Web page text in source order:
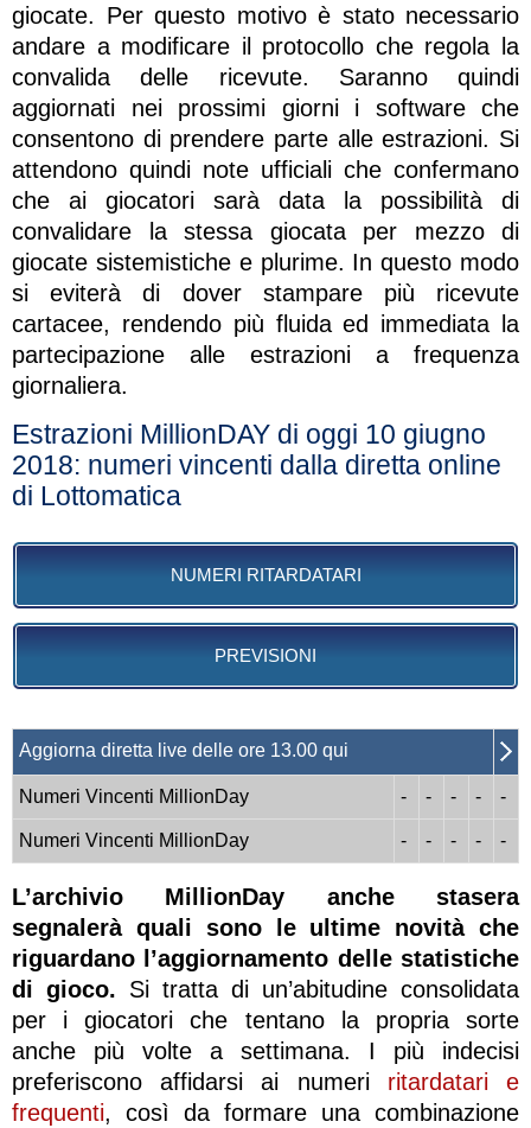
giocate. Per questo motivo è stato necessario
andare a modificare il protocollo che regola la
convalida delle ricevute. Saranno quindi
aggiornati nei prossimi giorni i software che
consentono di prendere parte alle estrazioni. Si
attendono quindi note ufficiali che confermano
che ai giocatori sarà data la possibilità di
convalidare la stessa giocata per mezzo di
giocate sistemistiche e plurime. In questo modo
si eviterà di dover stampare più ricevute
cartacee, rendendo più fluida ed immediata la
partecipazione alle estrazioni a frequenza
giornaliera.
Estrazioni MillionDAY di oggi 10 giugno
2018: numeri vincenti dalla diretta online
di Lottomatica
NUMERI RITARDATARI
PREVISIONI
Aggiorna diretta live delle ore 13.00 qui
Numeri Vincenti MillionDay - - - - -
Numeri Vincenti MillionDay - - - - -
L’archivio MillionDay anche stasera
segnalerà quali sono le ultime novità che
riguardano l’aggiornamento delle statistiche
di gioco. Si tratta di un’abitudine consolidata
per i giocatori che tentano la propria sorte
anche più volte a settimana. I più indecisi
preferiscono affidarsi ai numeri ritardatari e
frequenti, così da formare una combinazione